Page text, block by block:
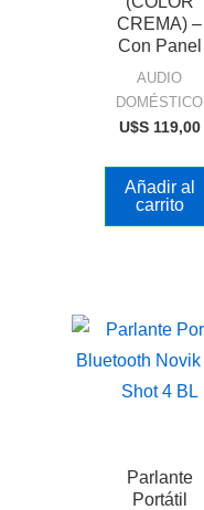
CREMA) –
Con Panel
AUDIO
DOMÉSTICO
U$S119,00
Añadir al
carrito
Parlante
Portátil